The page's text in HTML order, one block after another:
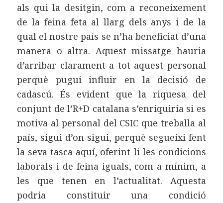
als qui la desitgin, com a reconeixement
de la feina feta al llarg dels anys i de la
qual el nostre país se n’ha beneficiat d’una
manera o altra. Aquest missatge hauria
d’arribar clarament a tot aquest personal
perquè pugui influir en la decisió de
cadascú. És evident que la riquesa del
conjunt de l’R+D catalana s’enriquiria si es
motiva al personal del CSIC que treballa al
país, sigui d’on sigui, perquè segueixi fent
la seva tasca aquí, oferint-li les condicions
laborals i de feina iguals, com a mínim, a
les que tenen en l’actualitat. Aquesta
podria constituir una condició